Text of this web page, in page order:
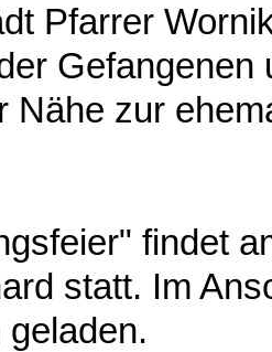
Pfarrer
Gefangenen
Nähe zur
findet
statt. Im